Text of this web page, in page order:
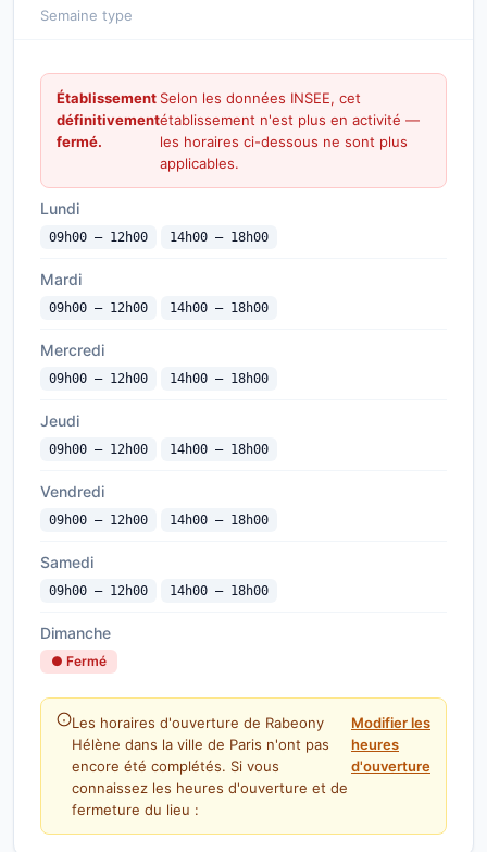
Semaine type
Établissement
définitivement
fermé.
Selon les données INSEE, cet
établissement n'est plus en activité —
les horaires ci-dessous ne sont plus
applicables.
Lundi
09h00 — 12h00 14h00 — 18h00
Mardi
09h00 — 12h00 14h00 — 18h00
Mercredi
09h00 — 12h00 14h00 — 18h00
Jeudi
09h00 — 12h00 14h00 — 18h00
Vendredi
09h00 — 12h00 14h00 — 18h00
Samedi
09h00 — 12h00 14h00 — 18h00
Dimanche
● Fermé
Les horaires d'ouverture de Rabeony
Hélène dans la ville de Paris n'ont pas
encore été complétés. Si vous
connaissez les heures d'ouverture et de
fermeture du lieu :
Modifier les
heures
d'ouverture